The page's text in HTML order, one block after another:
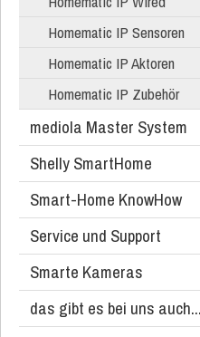
Homematic IP Sensoren
Homematic IP Aktoren
Homematic IP Zubehör
mediola Master System
Shelly SmartHome
Smart-Home KnowHow
Service und Support
Smarte Kameras
das gibt es bei uns auch...